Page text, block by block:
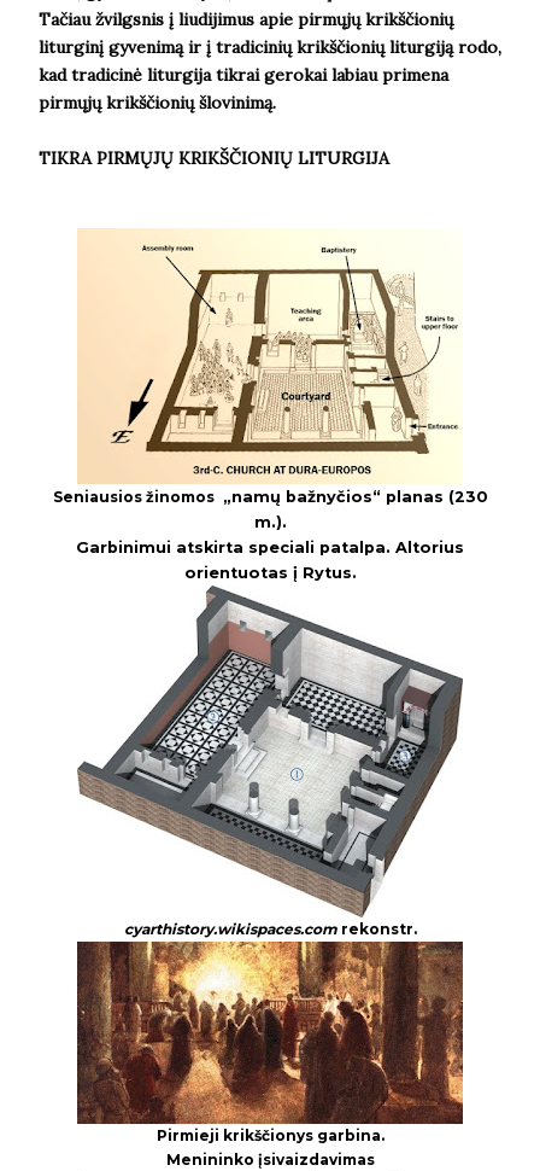
Tačiau žvilgsnis į liudijimus apie pirmųjų krikščionių
liturginį gyvenimą ir į tradicinių krikščionių liturgiją rodo,
kad tradicinė liturgija tikrai gerokai labiau primena
pirmųjų krikščionių šlovinimą.
TIKRA PIRMŲJŲ KRIKŠČIONIŲ LITURGIJA
Seniausios žinomos „namų bažnyčios“ planas (230
m.).
Garbinimui atskirta speciali patalpa. Altorius
orientuotas į Rytus.
cyarthistory.wikispaces.comrekonstr.
Pirmieji krikščionys garbina.
Menininko įsivaizdavimas